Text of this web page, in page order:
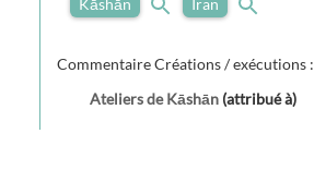
Commentaire Créations / exécutions :
Ateliers de Kāshān(attribué à)